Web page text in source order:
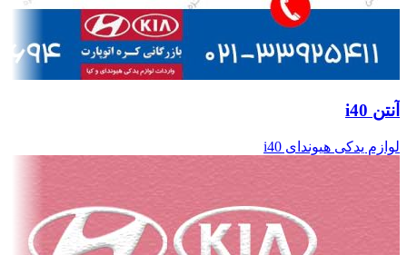
آنتن i40
لوازم یدکی هیوندای i40